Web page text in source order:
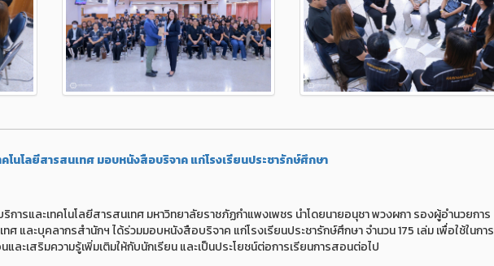
โนโลยีสารสนเทศ มอบหนังสือบริจาค แก่โรงเรียนประชารักษ์ศึกษา
การและเทคโนโลยีสารสนเทศ มหาวิทยาลัยราชภัฏกำแพงเพชร นำโดยนายอนุชา พวงผกา รองผู้อำนวยการ
ศ และบุคลากรสำนักฯ ได้ร่วมมอบหนังสือบริจาค แก่โรงเรียนประชารักษ์ศึกษา จำนวน 175 เล่ม เพื่อใช้ในการ
ละเสริมความรู้เพิ่มเติมให้กับนักเรียน และเป็นประโยชน์ต่อการเรียนการสอนต่อไป